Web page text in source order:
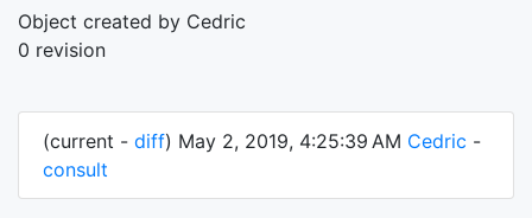
Object created by Cedric
0 revision
(current - diff) May 2, 2019, 4:25:39 AM Cedric -
consult